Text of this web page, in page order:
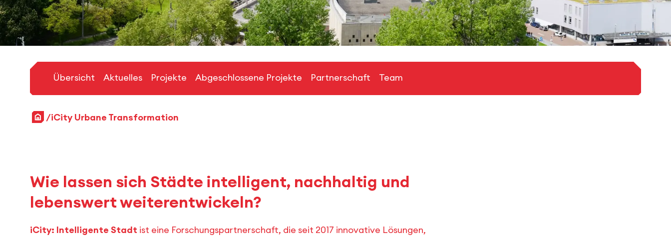
Übersicht Aktuelles Projekte Abgeschlossene Projekte Partnerschaft Team
Startseite
iCity Urbane Transformation
Wie lassen sich Städte intelligent, nachhaltig und
lebenswert weiterentwickeln?
iCity: Intelligente Stadt ist eine Forschungspartnerschaft, die seit 2017 innovative Lösungen,